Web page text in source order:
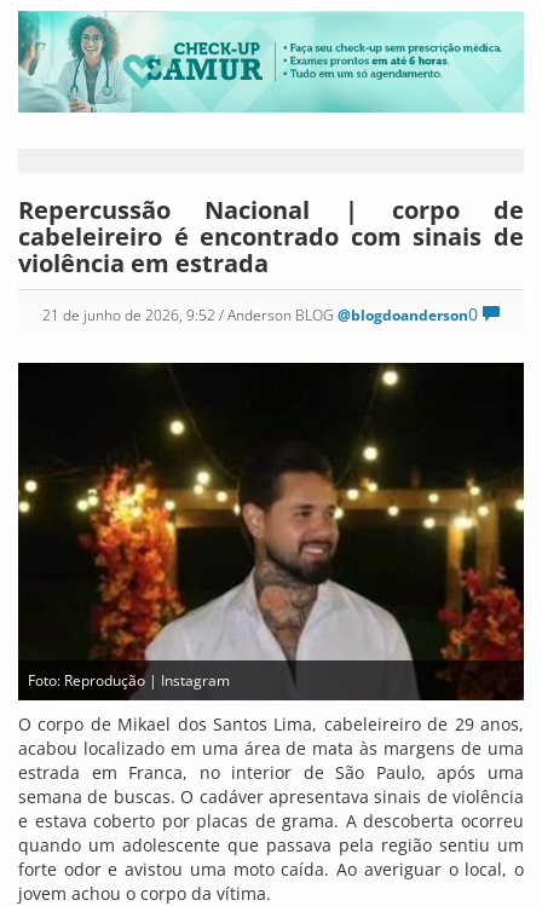
Repercussão Nacional | corpo de
cabeleireiro é encontrado com sinais de
violência em estrada
0
21 de junho de 2026, 9:52 / Anderson BLOG @blogdoanderson
Foto: Reprodução | Instagram
O corpo de Mikael dos Santos Lima, cabeleireiro de 29 anos,
acabou localizado em uma área de mata às margens de uma
estrada em Franca, no interior de São Paulo, após uma
semana de buscas. O cadáver apresentava sinais de violência
e estava coberto por placas de grama. A descoberta ocorreu
quando um adolescente que passava pela região sentiu um
forte odor e avistou uma moto caída. Ao averiguar o local, o
jovem achou o corpo da vítima.